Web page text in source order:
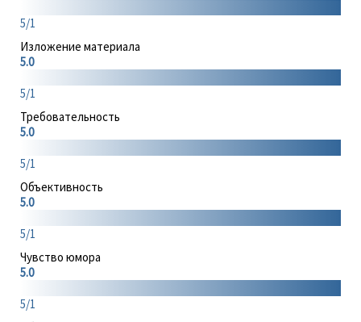
5/1
Изложение материала
5.0
5/1
Требовательность
5.0
5/1
Объективность
5.0
5/1
Чувство юмора
5.0
5/1